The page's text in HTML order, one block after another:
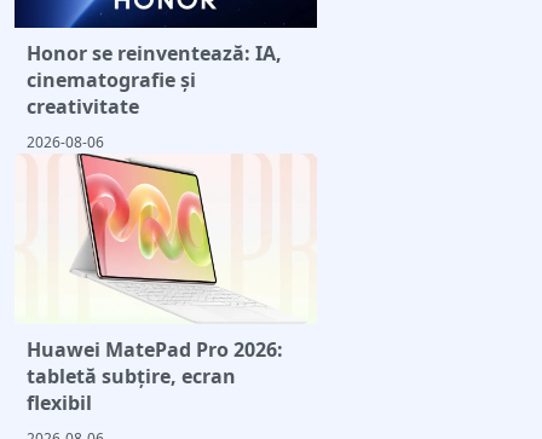
Honor se reinventează: IA,
cinematografie și
creativitate
2026-08-06
Huawei MatePad Pro 2026:
tabletă subțire, ecran
flexibil